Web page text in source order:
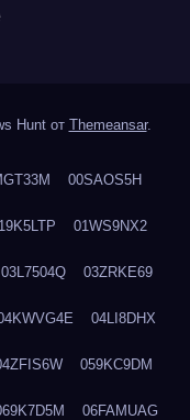
Hunt от Themeansar.
00SAOS5H
01WS9NX2
03L7504Q 03ZRKE69
04LI8DHX
059KC9DM
06FAMUAG